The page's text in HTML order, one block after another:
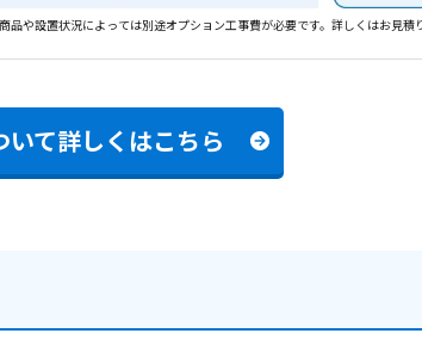
品や設置状況によっては別途オプション工事費が必要です。詳しくはお見積
いて詳しくはこちら